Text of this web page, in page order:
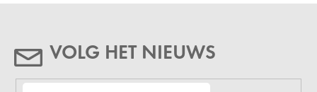
VOLG HET NIEUWS